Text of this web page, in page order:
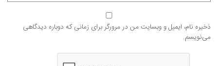
ذخیره نام، ایمیل و وبسایت من در مرورگر برای زمانی که دوباره دیدگاهی
می‌نویسم.